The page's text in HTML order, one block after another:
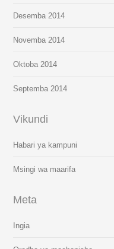
Desemba 2014
Novemba 2014
Oktoba 2014
Septemba 2014
Vikundi
Habari ya kampuni
Msingi wa maarifa
Meta
Ingia